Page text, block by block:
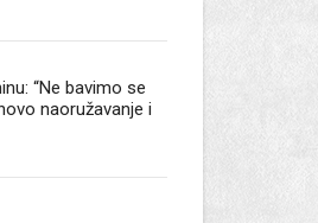
“Ne bavimo se
naoružavanje i